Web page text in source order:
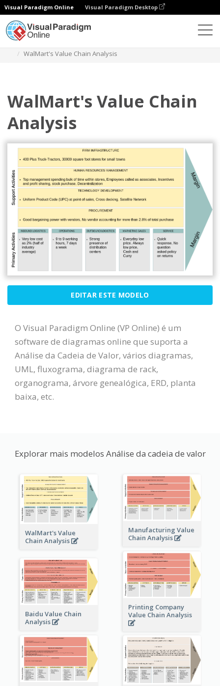
Visual Paradigm Online Visual Paradigm Desktop
WalMart's Value Chain Analysis
WalMart's Value Chain
Analysis
EDITAR ESTE MODELO
O Visual Paradigm Online (VP Online) é um
software de diagramas online que suporta a
Análise da Cadeia de Valor, vários diagramas,
UML, fluxograma, diagrama de rack,
organograma, árvore genealógica, ERD, planta
baixa, etc.
Explorar mais modelos Análise da cadeia de valor
WalMart's Value
Chain Analysis
Manufacturing Value
Chain Analysis
Printing Company
Value Chain Analysis
Baidu Value Chain
Analysis